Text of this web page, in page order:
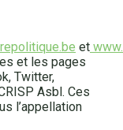
et
et les pages
Twitter,
Asbl. Ces
l’appellation